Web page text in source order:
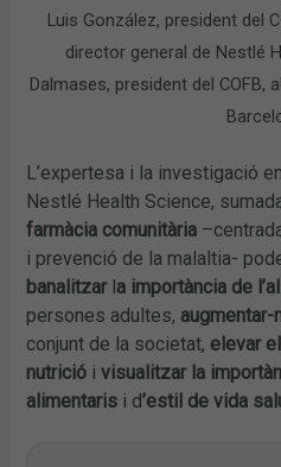
Luis González, president del
director general de Nestlé
Dalmases, president del COFB,
L’expertesa i la investigació
Nestlé Health Science,
farmàcia comunitària
i prevenció de la malaltia-
banalitzarl a importància de
persones adultes,
conjunt de la societat, elevar
nutrició ivisualitzar la
alimentaris i d’estil de vida